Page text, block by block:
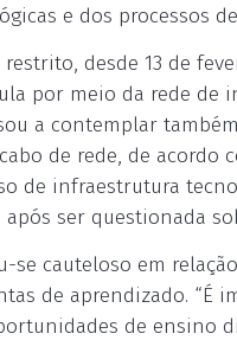
e dos processos
desde 13 de
por meio da rede de
a contemplar
de rede, de acordo
de infraestrutura
ser questionada
se cauteloso em
de aprendizado. “É
de ensino